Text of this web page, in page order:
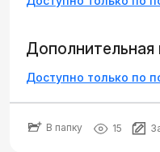
Доступно только по
В папку 15